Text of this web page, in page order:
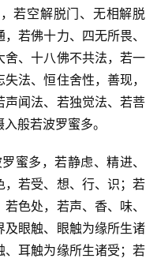
若空解脱门、无相解脱
若佛十力、四无所畏、
舍、十八佛不共法，若一
法、恒住舍性，善现，
闻法、若独觉法、若菩
般若波罗蜜多。
蜜多，若静虑、精进、
，若受、想、行、识；若
色处，若声、香、味、
眼触、眼触为缘所生诸
、耳触为缘所生诸受；若